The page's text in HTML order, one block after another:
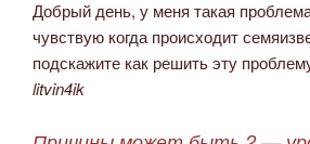
Добрый день, у меня такая
чувствую когда происходит
подскажите как решить эту
litvin4ik